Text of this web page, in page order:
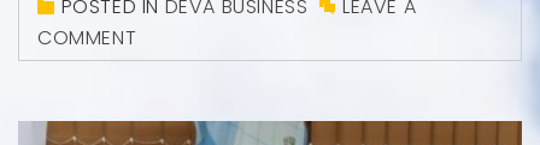
POSTED IN DEVA BUSINESS
LEAVE A
COMMENT